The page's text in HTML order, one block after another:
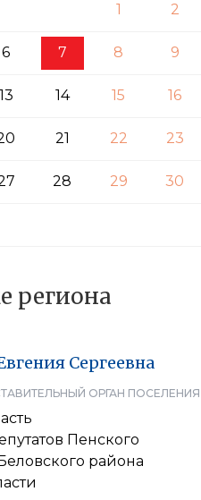
1 2
6 7 8 9
13 14 15 16
21 22 23
28 29 30
региона
Сергеевна
ОРГАН ПОСЕЛЕНИЯ
Пенского
района